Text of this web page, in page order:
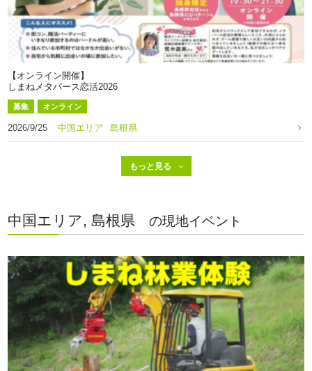
【オンライン開催】
しまねメタバース恋活2026
募集 オンライン
2026/9/25 中国エリア 島根県
中国エリア, 島根県 の現地イベント